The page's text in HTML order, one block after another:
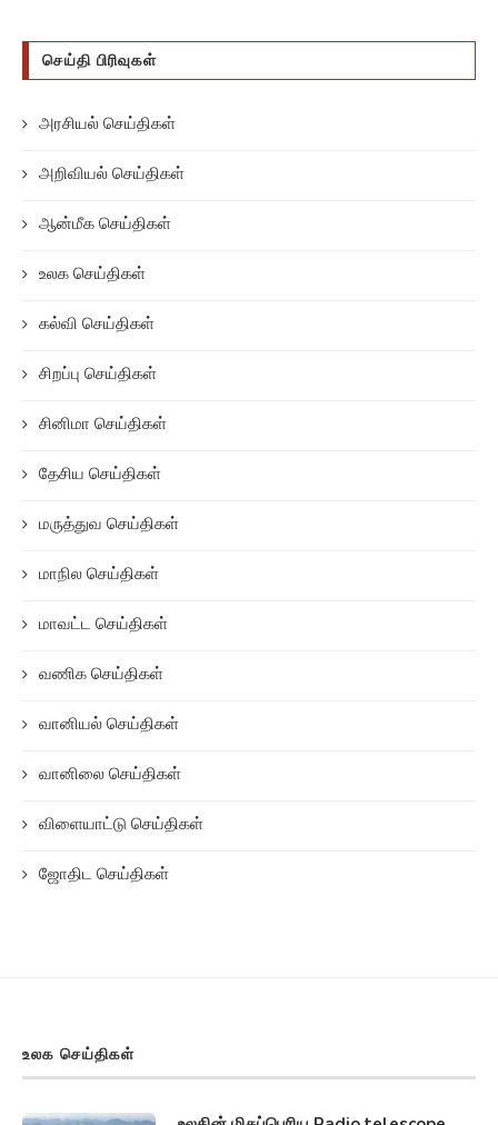
செய்தி பிரிவுகள்
அரசியல் செய்திகள்
அறிவியல் செய்திகள்
ஆன்மீக செய்திகள்
உலக செய்திகள்
கல்வி செய்திகள்
சிறப்பு செய்திகள்
சினிமா செய்திகள்
தேசிய செய்திகள்
மருத்துவ செய்திகள்
மாநில செய்திகள்
மாவட்ட செய்திகள்
வணிக செய்திகள்
வானியல் செய்திகள்
வானிலை செய்திகள்
விளையாட்டு செய்திகள்
ஜோதிட செய்திகள்
உலக செய்திகள்